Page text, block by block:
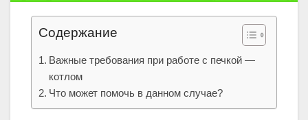
Содержание
Важные требования при работе с печкой —
котлом
Что может помочь в данном случае?